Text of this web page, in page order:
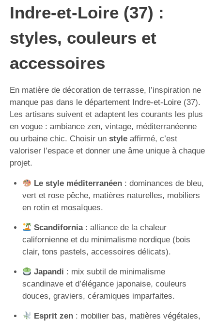
Indre-et-Loire (37) :
styles, couleurs et
accessoires
En matière de décoration de terrasse, l’inspiration ne
manque pas dans le département Indre-et-Loire (37).
Les artisans suivent et adaptent les courants les plus
en vogue : ambiance zen, vintage, méditerranéenne
ou urbaine chic. Choisir un style affirmé, c’est
valoriser l’espace et donner une âme unique à chaque
projet.
Le style méditerranéen: dominances de bleu,
vert et rose pêche, matières naturelles, mobiliers
en rotin et mosaïques.
Scandifornia: alliance de la chaleur
californienne et du minimalisme nordique (bois
clair, tons pastels, accessoires délicats).
Japandi : mix subtil de minimalisme
scandinave et d’élégance japonaise, couleurs
douces, graviers, céramiques imparfaites.
Esprit zen: mobilier bas, matières végétales,